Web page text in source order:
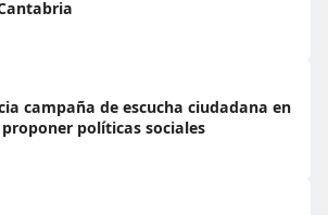
campaña de escucha ciudadana en
políticas sociales